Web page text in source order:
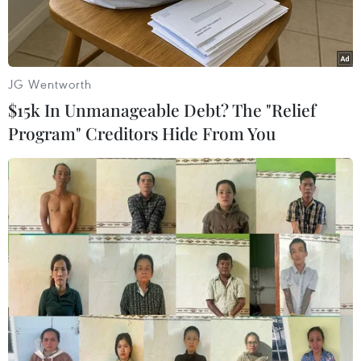
còn được Microsoft trao tặng những chiếc điện
thoại mới nhất.
Người đoạt giải Nhất “Rap News Contest” sẽ được Microsoft
trao tặng Lumia 930 màu vàng. (Nguồn: CTV/Vietnam+)
Người khổng lồ công nghệ Microsoft tại Việt
JG Wentworth
$15k In Unmanageable Debt? The "Relief
Program" Creditors Hide From You